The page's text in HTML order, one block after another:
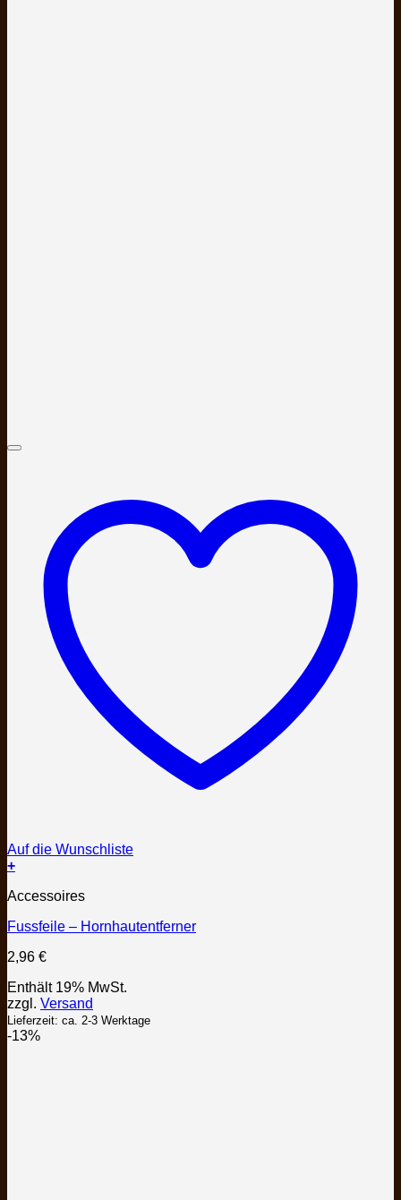
Auf die Wunschliste
+
Accessoires
Fussfeile – Hornhautentferner
2,96 €
Enthält 19% MwSt.
zzgl. Versand
Lieferzeit: ca. 2-3 Werktage
-13%